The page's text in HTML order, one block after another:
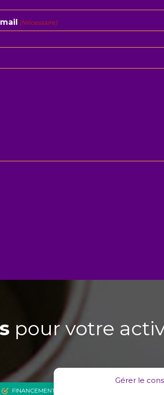
Gérer le
(Nécessaire)
pour votre
FINANCEMENT & TRÉSORERIE